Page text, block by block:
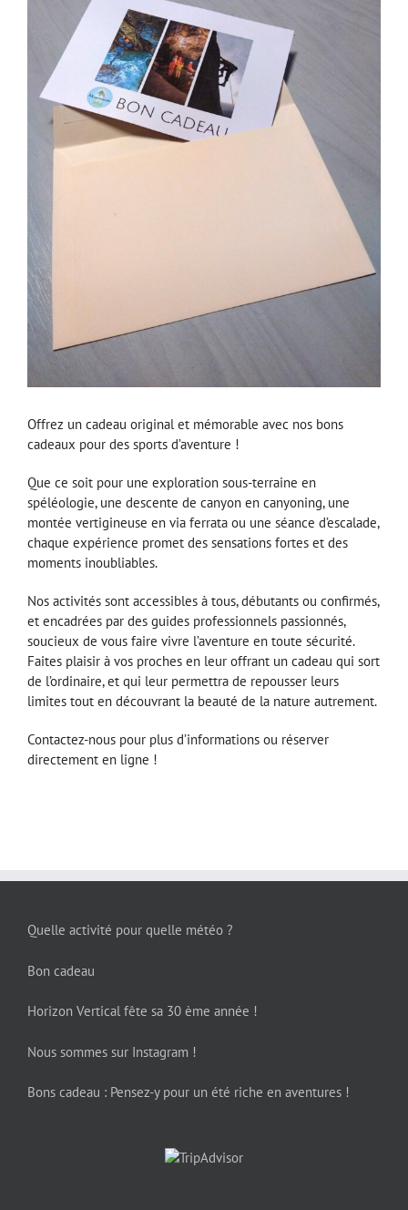
Spéléologie
Escalade
Offrez un cadeau original et mémorable avec nos bons
cadeaux pour des sports d’aventure !
Que ce soit pour une exploration sous-terraine en
spéléologie, une descente de canyon en canyoning, une
montée vertigineuse en via ferrata ou une séance d’escalade,
chaque expérience promet des sensations fortes et des
moments inoubliables.
Nos activités sont accessibles à tous, débutants ou confirmés,
et encadrées par des guides professionnels passionnés,
soucieux de vous faire vivre l’aventure en toute sécurité.
Faites plaisir à vos proches en leur offrant un cadeau qui sort
de l’ordinaire, et qui leur permettra de repousser leurs
limites tout en découvrant la beauté de la nature autrement.
Contactez-nous pour plus d’informations ou réserver
directement en ligne !
Quelle activité pour quelle météo ?
Bon cadeau
Horizon Vertical fête sa 30 ème année !
Nous sommes sur Instagram !
Bons cadeau : Pensez-y pour un été riche en aventures !